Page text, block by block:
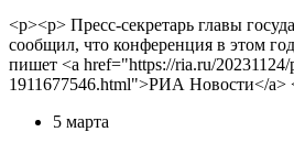
<p><p> Пресс-секретарь главы
сообщил, что конференция в этом
пишет <a href="https://ria.ru/20231124/
1911677546.html">РИА Новости</a>
5 марта